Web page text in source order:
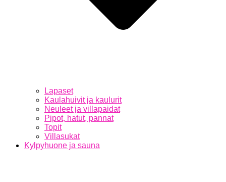
Lapaset
Kaulahuivit ja kaulurit
Neuleet ja villapaidat
Pipot, hatut, pannat
Topit
Villasukat
Kylpyhuone ja sauna